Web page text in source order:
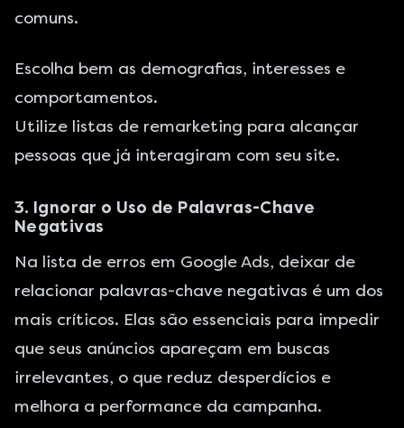
comuns.
Escolha bem as demografias, interesses e
comportamentos.
Utilize listas de remarketing para alcançar
pessoas que já interagiram com seu site.
3. Ignorar o Uso de Palavras-Chave
Negativas
Na lista de erros em Google Ads, deixar de
relacionar palavras-chave negativas é um dos
mais críticos. Elas são essenciais para impedir
que seus anúncios apareçam em buscas
irrelevantes, o que reduz desperdícios e
melhora a performance da campanha.